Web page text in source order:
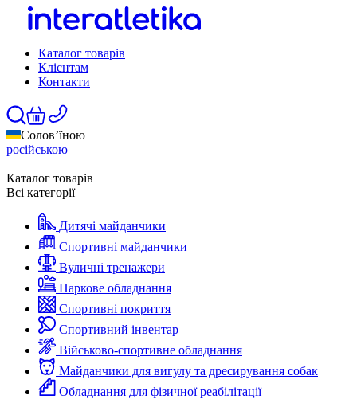
Каталог товарів
Клієнтам
Контакти
Солов’їною
російською
Каталог товарів
Всі категорії
Дитячі майданчики
Спортивні майданчики
Вуличні тренажери
Паркове обладнання
Спортивні покриття
Спортивний інвентар
Військово-спортивне обладнання
Майданчики для вигулу та дресирування собак
Обладнання для фізичної реабілітації